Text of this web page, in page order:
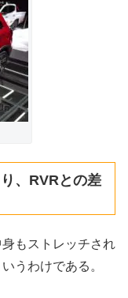
、RVRとの差
もストレッチされ
うわけである。